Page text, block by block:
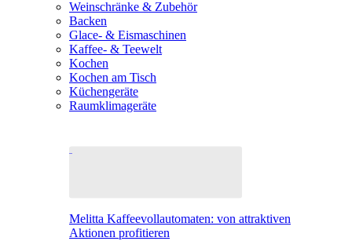
Weinschränke & Zubehör
Backen
Glace- & Eismaschinen
Kaffee- & Teewelt
Kochen
Kochen am Tisch
Küchengeräte
Raumklimageräte
Melitta Kaffeevollautomaten: von attraktiven
Aktionen profitieren